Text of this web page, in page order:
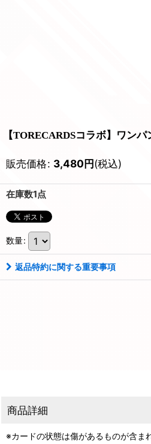
【TORECARDSコラボ】ワン
販売価格: 3,480円(税込)
在庫数1点
数量:
返品特約に関する重要事項
商品詳細
※カードの状態は傷があるものが含ま